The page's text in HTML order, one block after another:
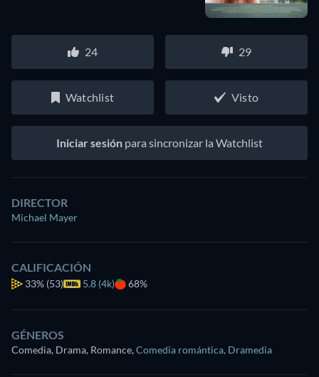
24 29
Watchlist Visto
Iniciar sesión para sincronizar la Watchlist
DIRECTOR
Michael Mayer
CALIFICACIÓN
33% (53) 5.8 (4k) 68%
GÉNEROS
Comedia, Drama, Romance,Comedia romántica, Dramedia